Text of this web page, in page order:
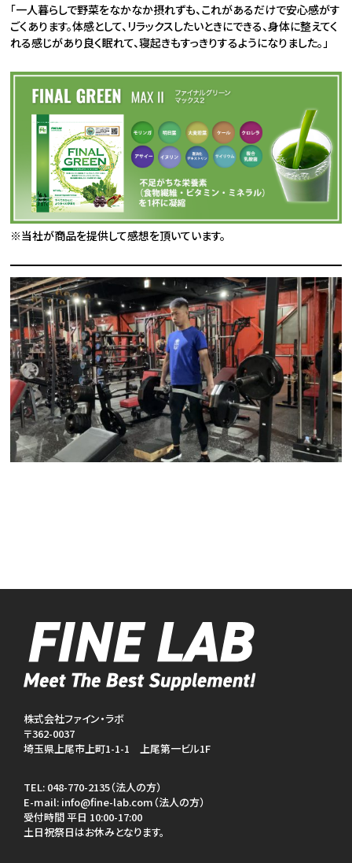
「一人暮らしで野菜をなかなか摂れずも、これがあるだけで安心感がす
ごくあります。体感として、リラックスしたいときにできる、身体に整えてく
れる感じがあり良く眠れて、寝起きもすっきりするようになりました。」
※当社が商品を提供して感想を頂いています。
株式会社ファイン・ラボ
〒362-0037
埼玉県上尾市上町1-1-1 上尾第一ビル1F
TEL: 048-770-2135（法人の方）
E-mail: info@fine-lab.com（法人の方）
受付時間 平日 10:00-17:00
土日祝祭日はお休みとなります。